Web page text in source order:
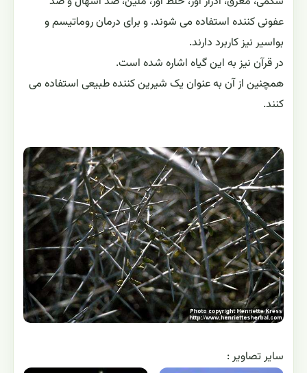
عفونی کننده استفاده می شوند. و برای درمان روماتیسم و
بواسیر نیز کاربرد دارند.
در قرآن نیز به این گیاه اشاره شده است.
همچنین از آن به عنوان یک شیرین کننده طبیعی استفاده می
کنند.
ساير تصاوير :